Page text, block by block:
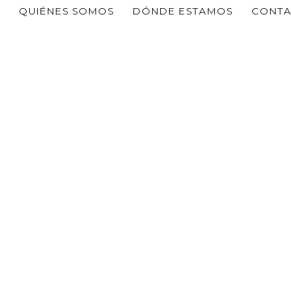
QUIÉNES SOMOS DÓNDE ESTAMOS